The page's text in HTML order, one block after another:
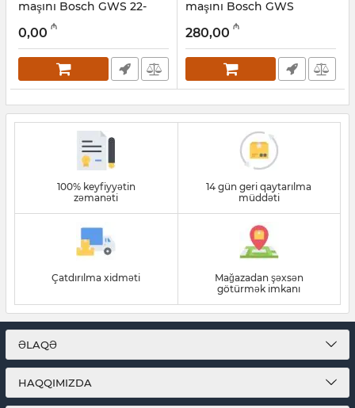
maşını Bosch GWS 22-
Artikul:
0,00 ₼
maşını Bosch GWS
(06018C1120)
Artikul: 017018002
280,00 ₼
100% keyfiyyətin
zəmanəti
14 gün geri qaytarılma
müddəti
Çatdırılma xidməti
Mağazadan şəxsən
götürmək imkanı
ƏLAQƏ
HAQQIMIZDA